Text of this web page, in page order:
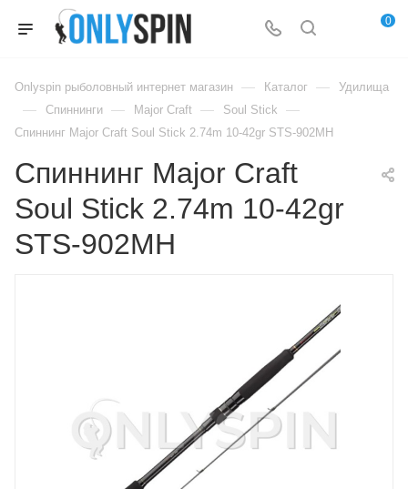
0
Onlyspin рыболовный интернет магазин — Каталог — Удилища
— Спиннинги — Major Craft — Soul Stick —
Спиннинг Major Craft Soul Stick 2.74m 10-42gr STS-902MH
Спиннинг Major Craft
Soul Stick 2.74m 10-42gr
STS-902MH